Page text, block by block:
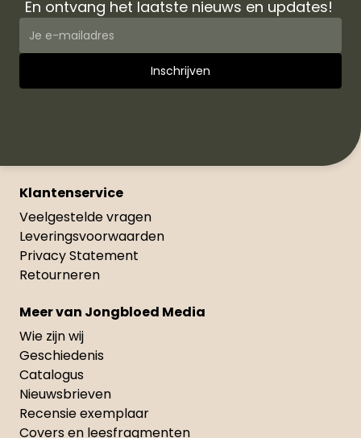
En ontvang het laatste nieuws en updates!
Klantenservice
Veelgestelde vragen
Leveringsvoorwaarden
Privacy Statement
Retourneren
Meer van Jongbloed Media
Wie zijn wij
Geschiedenis
Catalogus
Nieuwsbrieven
Recensie exemplaar
Covers en leesfragmenten